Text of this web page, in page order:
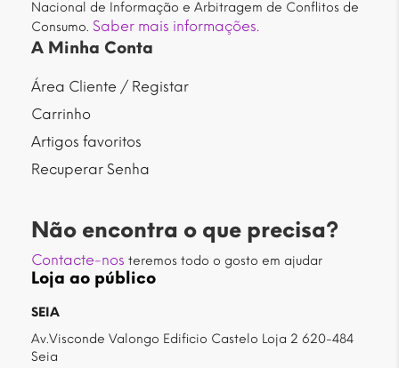
Nacional de Informação e Arbitragem de Conflitos de
Consumo. Saber mais informações.
A Minha Conta
Área Cliente / Registar
Carrinho
Artigos favoritos
Recuperar Senha
Não encontra o que precisa?
Contacte-nos teremos todo o gosto em ajudar
Loja ao público
SEIA
Av.Visconde Valongo Edificio Castelo Loja 2 620-484
Seia